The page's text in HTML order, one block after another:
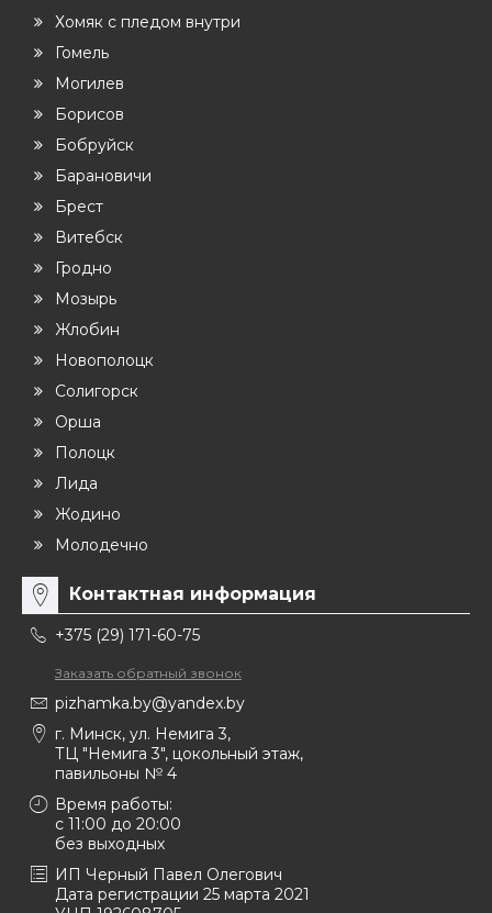
Хомяк с пледом внутри
Гомель
Могилев
Борисов
Бобруйск
Барановичи
Брест
Витебск
Гродно
Мозырь
Жлобин
Новополоцк
Солигорск
Орша
Полоцк
Лида
Жодино
Молодечно
Контактная информация
+375 (29) 171-60-75
Заказать обратный звонок
pizhamka.by@yandex.by
г. Минск, ул. Немига 3,
ТЦ "Немига 3", цокольный этаж,
павильоны № 4
Время работы:
c 11:00 до 20:00
без выходных
ИП Черный Павел Олегович
Дата регистрации 25 марта 2021